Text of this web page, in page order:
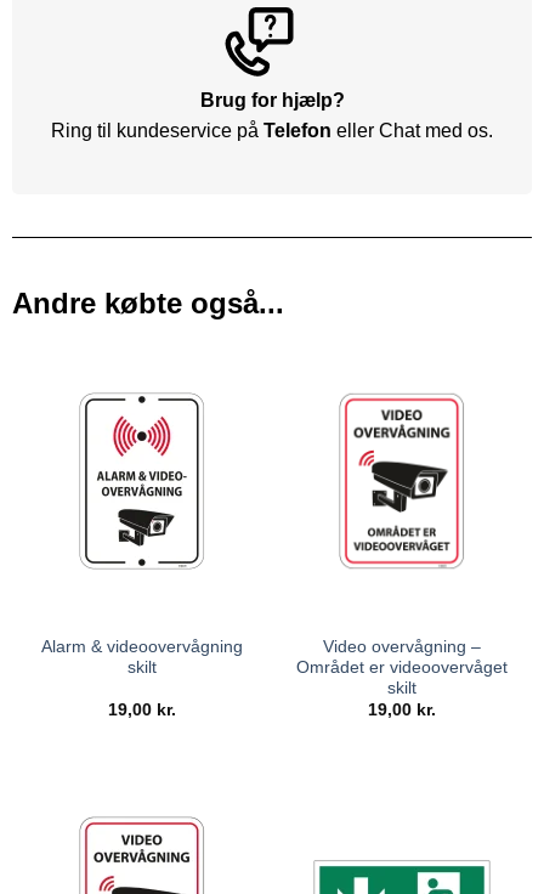
Brug for hjælp?
Ring til kundeservice på Telefon eller Chat med os.
Andre købte også...
Alarm & videoovervågning
skilt
19,00 kr.
Video overvågning –
Området er videoovervåget
skilt
19,00 kr.